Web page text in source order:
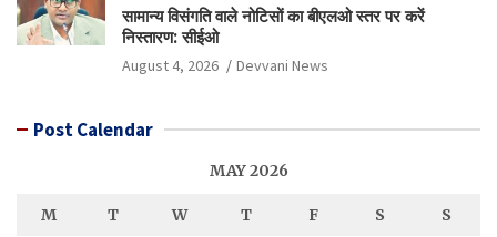
सामान्य विसंगति वाले नोटिसों का बीएलओ स्तर पर करें
निस्तारण: सीईओ
August 4, 2026 Devvani News
Post Calendar
MAY 2026
M T W T F S S